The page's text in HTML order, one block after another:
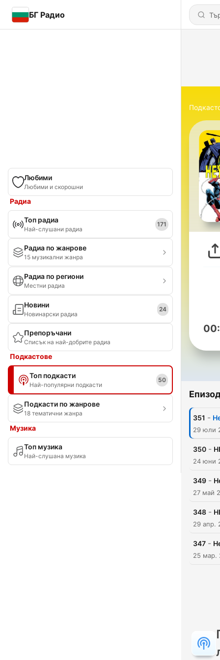
БГ Радио
Любими
Любими и скорошни
Радиа
Топ радиа
Най-слушани радиа
171
Радиа по жанрове
15 музикални жанра
Радиа по региони
Местни радиа
Новини
Новинарски радиа
24
Препоръчани
Списък на най-добрите радиа
Подкастове
Топ подкасти
Най-популярни подкасти
50
Подкасти по жанрове
18 тематични жанра
Музика
Топ музика
Най-слушана музика
351 -
29 юли
350 -
24 юни
349 -
27 май
348 -
29 апр.
347 -
25 мар.